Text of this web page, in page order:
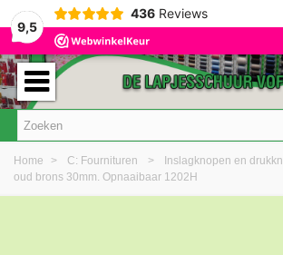
9,5
436 Reviews
Home > C: Fournituren > Inslagknopen en
oud brons 30mm. Opnaaibaar 1202H